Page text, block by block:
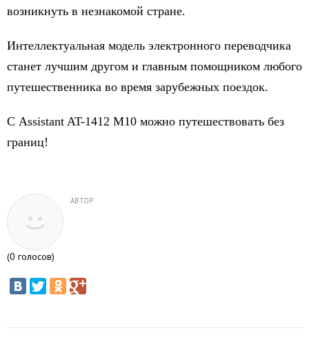
возникнуть в незнакомой стране.
Интеллектуальная модель электронного переводчика
станет лучшим другом и главным помощником любого
путешественника во время зарубежных поездок.
С Assistant AT-1412 M10 можно путешествовать без
границ!
АВТОР
(0 голосов)